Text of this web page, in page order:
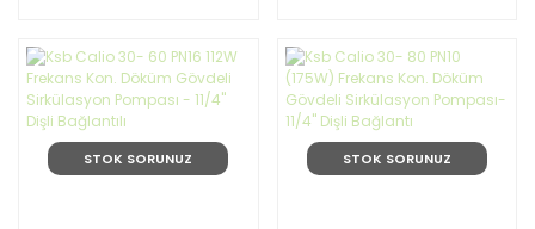
STOK SORUNUZ STOK SORUNUZ